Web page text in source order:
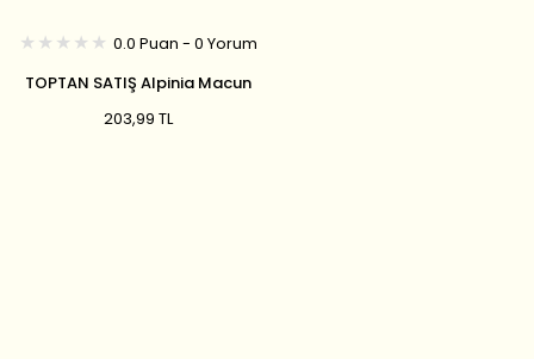
0.0 Puan - 0 Yorum
TOPTAN SATIŞ Alpinia Macun
203,99 TL